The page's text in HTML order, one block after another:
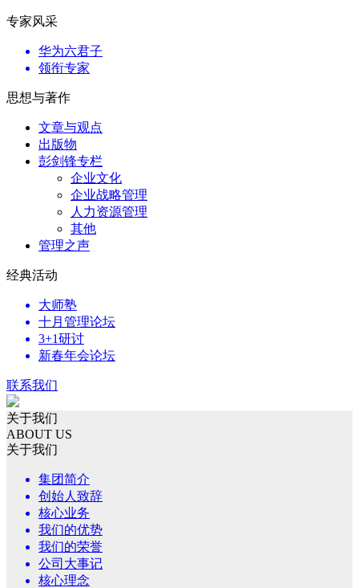
专家风采
华为六君子
领衔专家
思想与著作
文章与观点
出版物
彭剑锋专栏
企业文化
企业战略管理
人力资源管理
其他
管理之声
经典活动
大师塾
十月管理论坛
3+1研讨
新春年会论坛
联系我们
关于我们
ABOUT US
关于我们
集团简介
创始人致辞
核心业务
我们的优势
我们的荣誉
公司大事记
核心理念